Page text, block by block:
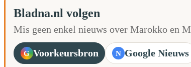
Bladna.nl volgen
Mis geen enkel nieuws over Marokko en
G Voorkeursbron N Google Nieuws